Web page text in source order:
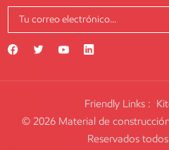
Friendly Links :
© 2026 Material de
Reservados